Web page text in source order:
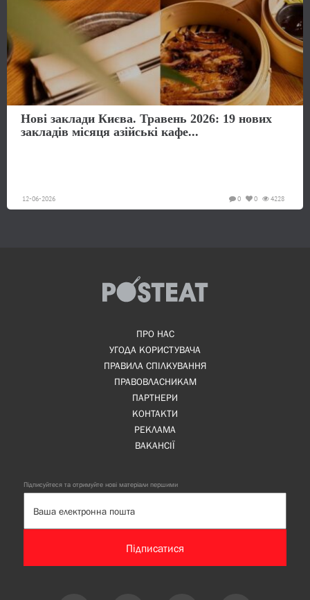
Нові заклади Києва. Травень 2026: 19 нових
закладів місяця азійські кафе...
12-06-2026 4228
0
0
ПРО НАС
УГОДА КОРИСТУВАЧА
ПРАВИЛА СПІЛКУВАННЯ
ПРАВОВЛАСНИКАМ
ПАРТНЕРИ
КОНТАКТИ
РЕКЛАМА
ВАКАНСІЇ
Підписуйтеся та отримуйте нові матеріали першими
Підписатися